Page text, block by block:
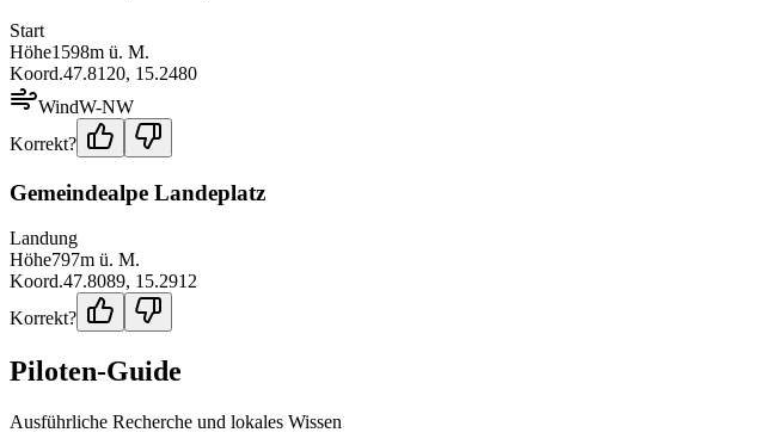
Start
Höhe1598m ü. M.
Koord.47.8120, 15.2480
WindW-NW
Korrekt?
Gemeindealpe Landeplatz
Landung
Höhe797m ü. M.
Koord.47.8089, 15.2912
Korrekt?
Piloten-Guide
Ausführliche Recherche und lokales Wissen